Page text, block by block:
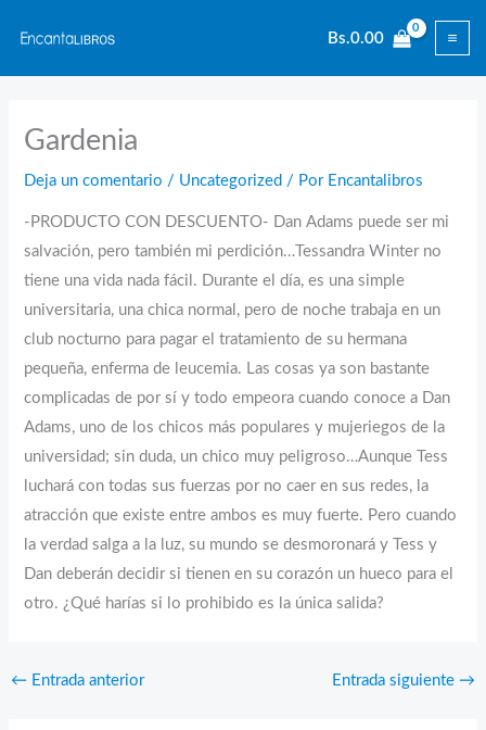
contenido
Bs.0.00
Gardenia
Deja un comentario / Uncategorized / Por Encantalibros
-PRODUCTO CON DESCUENTO- Dan Adams puede ser mi
salvación, pero también mi perdición…Tessandra Winter no
tiene una vida nada fácil. Durante el día, es una simple
universitaria, una chica normal, pero de noche trabaja en un
club nocturno para pagar el tratamiento de su hermana
pequeña, enferma de leucemia. Las cosas ya son bastante
complicadas de por sí y todo empeora cuando conoce a Dan
Adams, uno de los chicos más populares y mujeriegos de la
universidad; sin duda, un chico muy peligroso…Aunque Tess
luchará con todas sus fuerzas por no caer en sus redes, la
atracción que existe entre ambos es muy fuerte. Pero cuando
la verdad salga a la luz, su mundo se desmoronará y Tess y
Dan deberán decidir si tienen en su corazón un hueco para el
otro. ¿Qué harías si lo prohibido es la única salida?
← Entrada anterior Entrada siguiente →